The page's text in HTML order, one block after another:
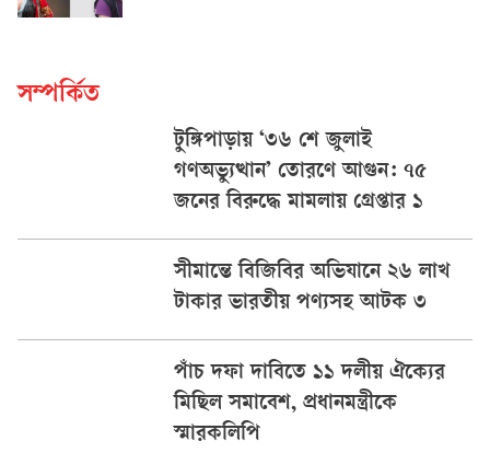
সম্পর্কিত
টুঙ্গিপাড়ায় ‘৩৬ শে জুলাই
গণঅভ্যুত্থান’ তোরণে আগুন: ৭৫
জনের বিরুদ্ধে মামলায় গ্রেপ্তার ১
সীমান্তে বিজিবির অভিযানে ২৬ লাখ
টাকার ভারতীয় পণ্যসহ আটক ৩
পাঁচ দফা দাবিতে ১১ দলীয় ঐক্যের
মিছিল সমাবেশ, প্রধানমন্ত্রীকে
স্মারকলিপি